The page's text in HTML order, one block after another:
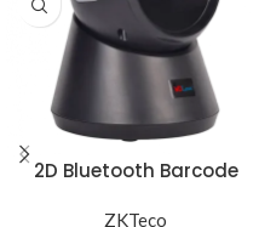
2D Bluetooth Barcode
ZKTeco